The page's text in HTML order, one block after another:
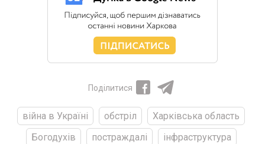
Поділитися
війна в Україні обстріл
Харківська область
Богодухів
постраждалі
інфраструктура